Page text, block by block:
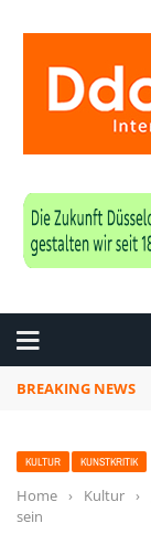
BREAKING NEWS
KULTUR KUNSTKRITIK
Home › Kultur ›
sein